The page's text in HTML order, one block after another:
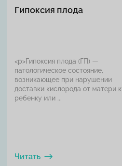
Гипоксия плода
<p>Гипоксия плода (ГП) —
патологическое состояние,
возникающее при нарушении
доставки кислорода от матери к
ребенку или ...
Читать